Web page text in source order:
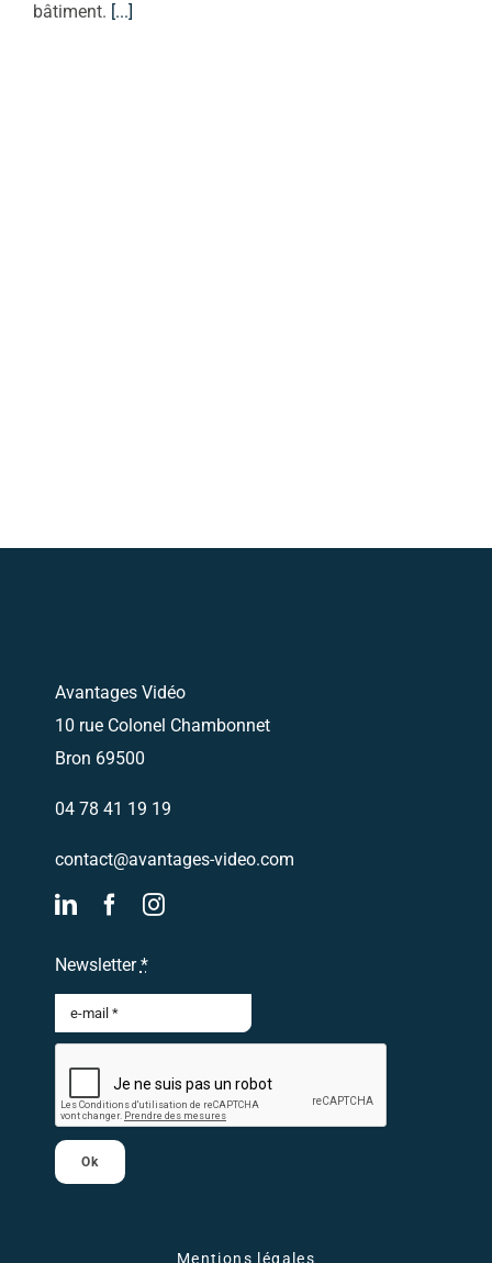
bâtiment. [...]
Avantages Vidéo
10 rue Colonel Chambonnet
Bron 69500
04 78 41 19 19
contact@avantages-video.com
Newsletter*
Ok
Mentions légales